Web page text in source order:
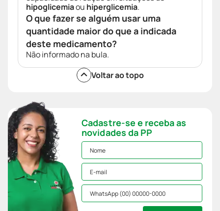
hipoglicemiaou hiperglicemia.
O que fazer se alguém usar uma
quantidade maior do que a indicada
deste medicamento?
Não informado na bula.
Voltar ao topo
Cadastre-se e receba as
novidades da PP